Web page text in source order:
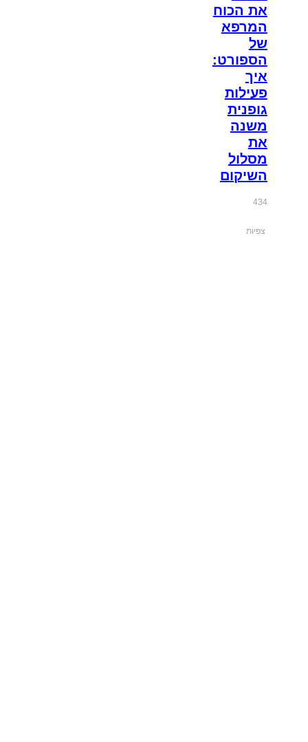
את הכוח
המרפא
של
הספורט:
איך
פעילות
גופנית
משנה
את
מסלול
השיקום
434
צפיות